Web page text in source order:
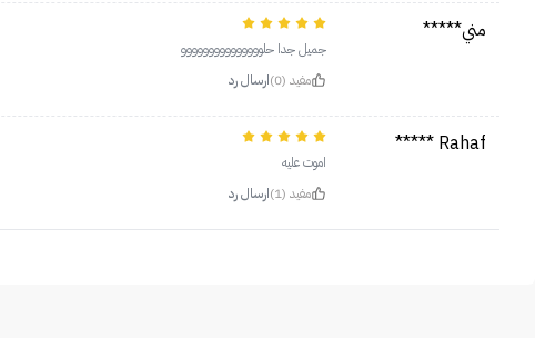
مني*****
جميل جدا حلووووووووووووووو
مفيد (0)
ارسال رد
Rahaf *****
اموت عليه
مفيد (1)
ارسال رد